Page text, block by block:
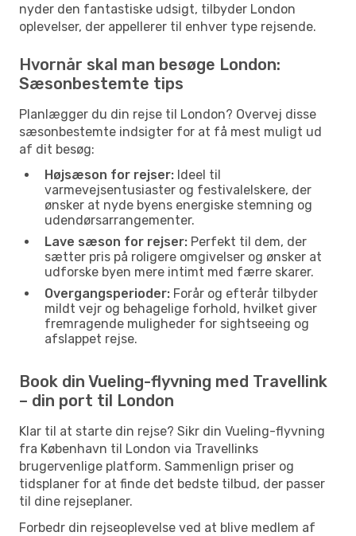
nyder den fantastiske udsigt, tilbyder London
oplevelser, der appellerer til enhver type rejsende.
Hvornår skal man besøge London:
Sæsonbestemte tips
Planlægger du din rejse til London? Overvej disse
sæsonbestemte indsigter for at få mest muligt ud
af dit besøg:
Højsæson for rejser: Ideel til
varmevejsentusiaster og festivalelskere, der
ønsker at nyde byens energiske stemning og
udendørsarrangementer.
Lave sæson for rejser: Perfekt til dem, der
sætter pris på roligere omgivelser og ønsker at
udforske byen mere intimt med færre skarer.
Overgangsperioder: Forår og efterår tilbyder
mildt vejr og behagelige forhold, hvilket giver
fremragende muligheder for sightseeing og
afslappet rejse.
Book din Vueling-flyvning med Travellink
– din port til London
Klar til at starte din rejse? Sikr din Vueling-flyvning
fra København til London via Travellinks
brugervenlige platform. Sammenlign priser og
tidsplaner for at finde det bedste tilbud, der passer
til dine rejseplaner.
Forbedr din rejseoplevelse ved at blive medlem af